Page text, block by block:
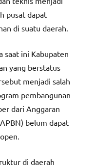
pusat dapat
di suatu daerah.
saat ini Kabupaten
yang berstatus
menjadi salah
pembangunan
dari Anggaran
belum dapat
di daerah